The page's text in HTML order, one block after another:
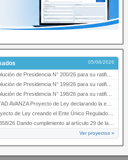
05/08/2026
de Presidencia N° 200/26 para su ratificación.
de Presidencia N° 199/26 para su ratificación.
de Presidencia N° 198/26 para su ratificación.
Proyecto de Ley declarando la esencialidad del servicio educativ…
creando el Ente Único Regulador de servicios públicos de la …
cumplimiento al artículo 29 de la Ley provincial N° 1399…
Ver proyectos »